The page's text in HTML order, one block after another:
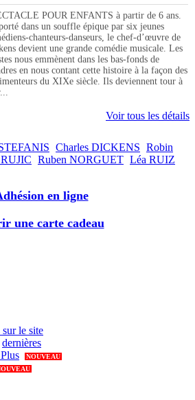
POUR ENFANTS à partir de 6 ans.
dans un souffle épique par six jeunes
chanteurs-danseurs, le chef-d’œuvre de
devient une grande comédie musicale. Les
nous emmènent dans les bas-fonds de
en nous contant cette histoire à la façon des
du XIXe siècle. Ils deviennent tour à
Voir tous les détails
Charles DICKENS Robin
Ruben NORGUET Léa RUIZ
en ligne
une carte cadeau
le site
dernières
NOUVEAU